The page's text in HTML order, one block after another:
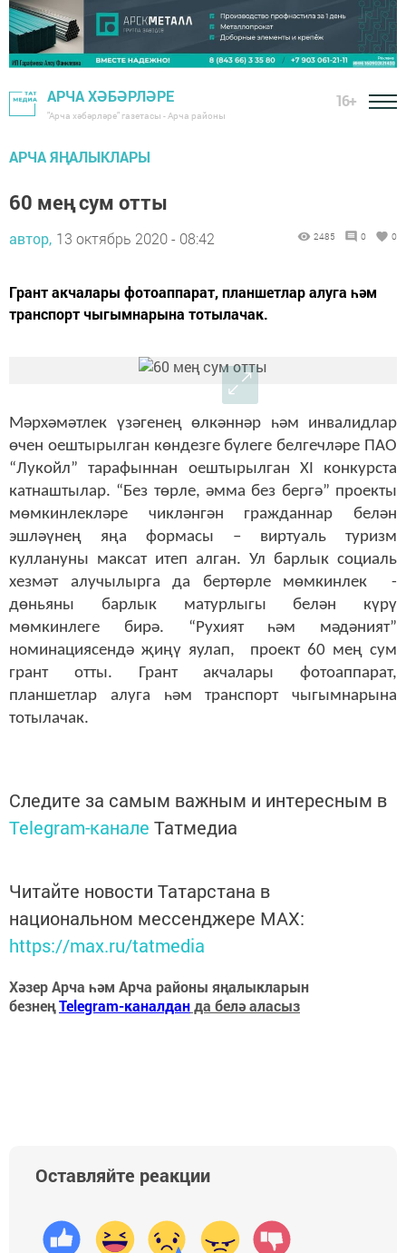
АРЧА ХӘБӘРЛӘРЕ
"Арча хәбәрләре" газетасы - Арча районы
16+
АРЧА ЯҢАЛЫКЛАРЫ
60 мең сум отты
автор, 13 октябрь 2020 - 08:42 2485 0 0
Грант акчалары фотоаппарат, планшетлар алуга һәм
транспорт чыгымнарына тотылачак.
Мәрхәмәтлек үзәгенең өлкәннәр һәм инвалидлар
өчен оештырылган көндезге бүлеге белгечләре ПАО
“Лукойл” тарафыннан оештырылган XI конкурста
катнаштылар. “Без төрле, әмма без бергә” проекты
мөмкинлекләре чикләнгән гражданнар белән
эшләүнең яңа формасы – виртуаль туризм
куллануны максат итеп алган. Ул барлык социаль
хезмәт алучылырга да бертөрле мөмкинлек -
дөньяны барлык матурлыгы белән күрү
мөмкинлеге бирә. “Рухият һәм мәдәният”
номинациясендә җиңү яулап, проект 60 мең сум
грант отты. Грант акчалары фотоаппарат,
планшетлар алуга һәм транспорт чыгымнарына
тотылачак.
Следите за самым важным и интересным в
Telegram-канале Татмедиа
Читайте новости Татарстана в
национальном мессенджере MАХ:
https://max.ru/tatmedia
Хәзер Арча һәм Арча районы яңалыкларын
безнеңTelegram-каналданда белә аласыз
Оставляйте реакции